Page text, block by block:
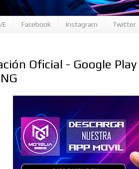
Facebook Instagram Twitter
Oficial - Google